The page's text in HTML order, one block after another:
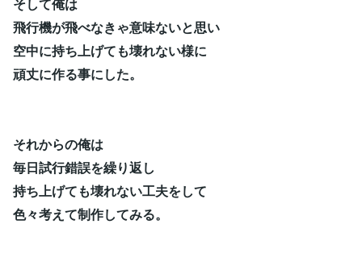
そして俺は
飛行機が飛べなきゃ意味ないと思い
空中に持ち上げても壊れない様に
頑丈に作る事にした。
それからの俺は
毎日試行錯誤を繰り返し
持ち上げても壊れない工夫をして
色々考えて制作してみる。